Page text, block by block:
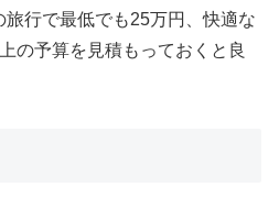
行で最低でも25万円、快適な
の予算を見積もっておくと良